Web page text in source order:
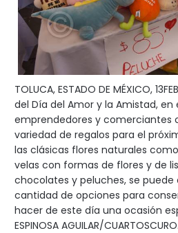
TOLUCA, ESTADO DE MÉXICO,
del Día del Amor y la Amistad,
emprendedores y comerciantes
variedad de regalos para el
las clásicas flores naturales
velas con formas de flores y de
chocolates y peluches, se
cantidad de opciones para
hacer de este día una ocasión
ESPINOSA AGUILAR/